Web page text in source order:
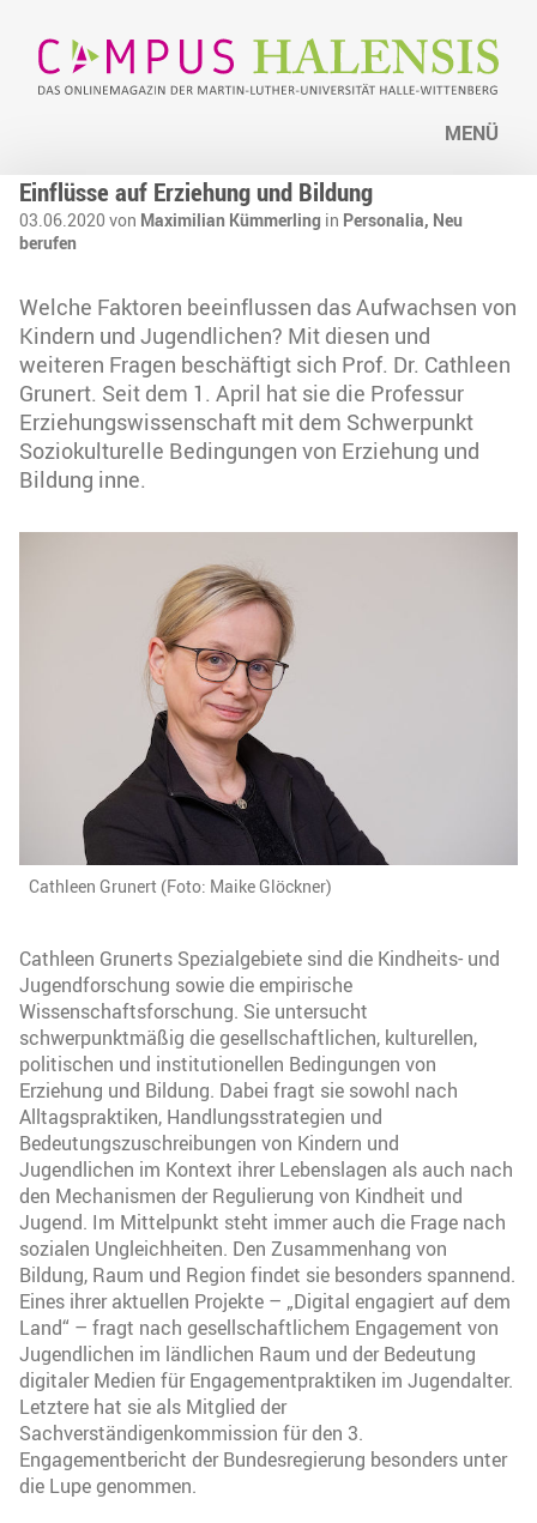
MENÜ
Einflüsse auf Erziehung und Bildung
03.06.2020 von Maximilian Kümmerling in Personalia, Neu
berufen
Welche Faktoren beeinflussen das Aufwachsen von
Kindern und Jugendlichen? Mit diesen und
weiteren Fragen beschäftigt sich Prof. Dr. Cathleen
Grunert. Seit dem 1. April hat sie die Professur
Erziehungswissenschaft mit dem Schwerpunkt
Soziokulturelle Bedingungen von Erziehung und
Bildung inne.
Cathleen Grunert (Foto: Maike Glöckner)
Cathleen Grunerts Spezialgebiete sind die Kindheits- und
Jugendforschung sowie die empirische
Wissenschaftsforschung. Sie untersucht
schwerpunktmäßig die gesellschaftlichen, kulturellen,
politischen und institutionellen Bedingungen von
Erziehung und Bildung. Dabei fragt sie sowohl nach
Alltagspraktiken, Handlungsstrategien und
Bedeutungszuschreibungen von Kindern und
Jugendlichen im Kontext ihrer Lebenslagen als auch nach
den Mechanismen der Regulierung von Kindheit und
Jugend. Im Mittelpunkt steht immer auch die Frage nach
sozialen Ungleichheiten. Den Zusammenhang von
Bildung, Raum und Region findet sie besonders spannend.
Eines ihrer aktuellen Projekte – „Digital engagiert auf dem
Land“ – fragt nach gesellschaftlichem Engagement von
Jugendlichen im ländlichen Raum und der Bedeutung
digitaler Medien für Engagementpraktiken im Jugendalter.
Letztere hat sie als Mitglied der
Sachverständigenkommission für den 3.
Engagementbericht der Bundesregierung besonders unter
die Lupe genommen.